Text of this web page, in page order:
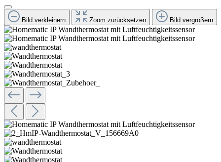
Bild verkleinern Zoom zurücksetzen Bild vergrößern